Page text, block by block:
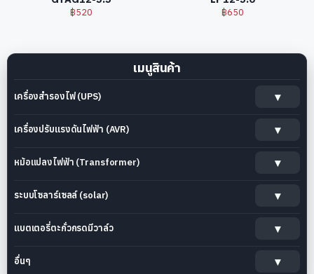
฿520 ฿650
เมนูสินค้า
เครื่องสำรองไฟ (UPS)
เครื่องปรับแรงดันไฟฟ้า (AVR)
หม้อแปลงไฟฟ้า (Transformer)
ระบบโซลาร์เซลล์ (solar)
แบตเตอรี่ตะกั่วกรดมีวาล์ว
อื่นๆ